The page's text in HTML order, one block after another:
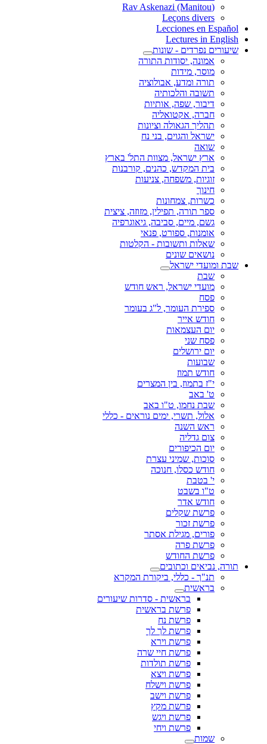
(Rav Askenazi (Manitou
Leçons divers
Lecciones en Español
Lectures in English
שיעורים נפרדים - שונות
אמונה, יסודות התורה
מוסר, מידות
תורה ומדע, אבולוציה
תשובה והלכותיה
דיבור, שפה, אותיות
חברה, אקטואליה
תהליך הגאולה וציונות
ישראל והגוים, בני נח
שואה
ארץ ישראל, מצוות התל' בארץ
בית המקדש, כהנים, קורבנות
זוגיות, משפחה, צניעות
חינוך
כשרות, צמחונות
ספר תורה, תפילין, מזוזה, ציצית
גשם, מיים, סביבה, גיאוגרפיה
אומנות, ספורט, פנאי
שאלות ותשובות - הקלטות
נושאים שונים
שבת ומועדי ישראל
שבת
מועדי ישראל, ראש חודש
פסח
ספירת העומר, ל"ג בעומר
חודש אייר
יום העצמאות
פסח שני
יום ירושלים
שבועות
חודש תמוז
י"ז בתמוז, בין המצרים
ט' באב
שבת נחמו, ט"ו באב
אלול, תשרי, ימים נוראים - כללי
ראש השנה
צום גדליה
יום הכיפורים
סוכות, שמיני עצרת
חודש כסלו, חנוכה
י' בטבת
ט"ו בשבט
חודש אדר
פרשת שקלים
פרשת זכור
פורים, מגילת אסתר
פרשת פרה
פרשת החודש
תורה, נביאים וכתובים
תנ"ך - כללי, ביקורת המקרא
בראשית
בראשית - סדרות שיעורים
פרשת בראשית
פרשת נח
פרשת לך לך
פרשת וירא
פרשת חיי שרה
פרשת תולדות
פרשת ויצא
פרשת וישלח
פרשת וישב
פרשת מקץ
פרשת ויגש
פרשת ויחי
שמות